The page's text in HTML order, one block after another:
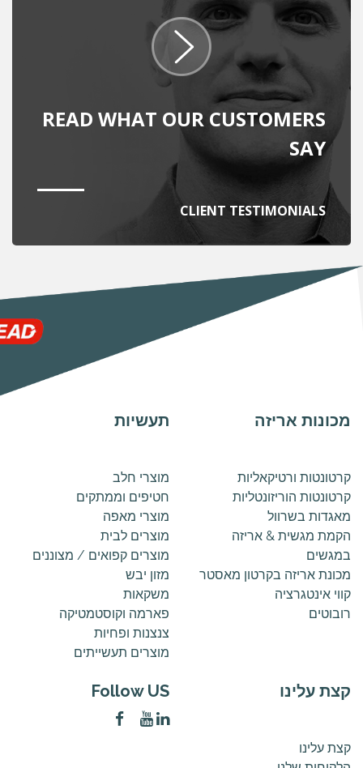
READ WHAT OUR CUSTOMERS
SAY
CLIENT TESTIMONIALS
מכונות אריזה
קרטונטות ורטיקאליות
קרטונטות הוריזונטליות
מאגדות בשרוול
הקמת מגשית & אריזה
במגשים
מכונת אריזה בקרטון מאסטר
קווי אינטגרציה
רובוטים
תעשיות
מוצרי חלב
חטיפים וממתקים
מוצרי מאפה
מוצרים לבית
מוצרים קפואים / מצוננים
מזון יבש
משקאות
פארמה וקוסטמטיקה
צנצנות ופחיות
מוצרים תעשייתים
קצת עלינו
קצת עלינו
Follow US